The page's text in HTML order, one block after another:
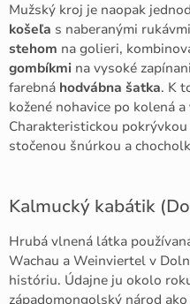
Mužský kroj je naopak
košeľa s naberanými
stehom na golieri,
gombíkmi na vysoké
farebná hodvábna šatka. K
kožené nohavice po kolená a
Charakteristickou
stočenou šnúrkou a
Kalmucký kabátik
Hrubá vlnená látka
Wachau a Weinviertel v
históriu. Údajne ju okolo
západomongolský národ